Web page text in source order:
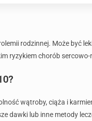
rodzinnej. Może być
ryzykiem chorób
wątroby, ciąża i
dawki lub inne metody